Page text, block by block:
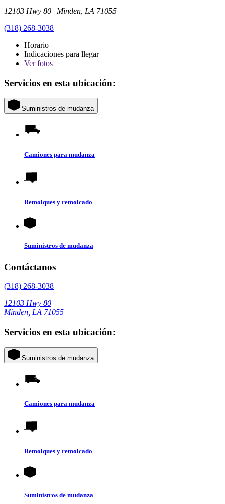
12103 Hwy 80 Minden, LA 71055
(318) 268-3038
Horario
Indicaciones para llegar
Verfotos
Servicios en esta ubicación:
Suministros de mudanza
Camiones para mudanza
Remolques y remolcado
Suministros de mudanza
Contáctanos
(318) 268-3038
12103 Hwy 80
Minden, LA 71055
Servicios en esta ubicación:
Suministros de mudanza
Camiones para mudanza
Remolques y remolcado
Suministros de mudanza